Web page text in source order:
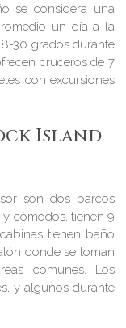
se considera una
un día a la
30 grados durante
cruceros de 7
con excursiones
Island
son dos barcos
y cómodos, tienen 9
tienen baño
donde se toman
comunes. Los
y algunos durante